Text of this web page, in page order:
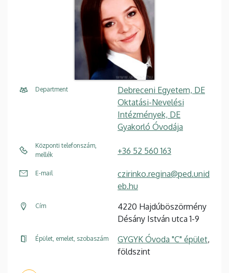
Department
Debreceni Egyetem, DE
Oktatási-Nevelési
Intézmények, DE
Gyakorló Óvodája
Központi telefonszám,
mellék
+36 52 560 163
E-mail
czirinko.regina@ped.unid
eb.hu
Cím
4220 Hajdúböszörmény
Désány István utca 1-9
Épület, emelet, szobaszám GYGYK Óvoda "C" épület,
földszint